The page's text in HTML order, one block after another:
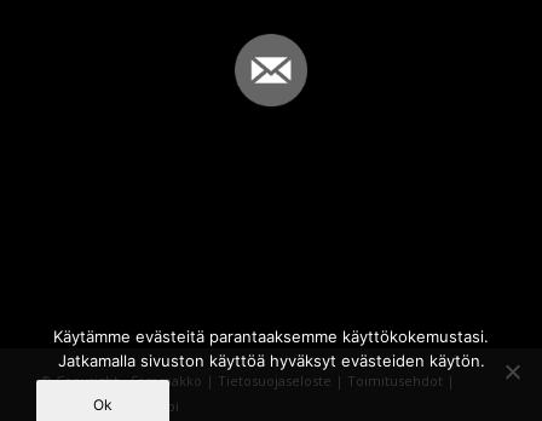
© Copyright - Sammakko | Tietosuojaseloste | Toimitusehdot |
Powered by
iQWebbi
Käytämme evästeitä parantaaksemme käyttökokemustasi.
Jatkamalla sivuston käyttöä hyväksyt evästeiden käytön.
Ok